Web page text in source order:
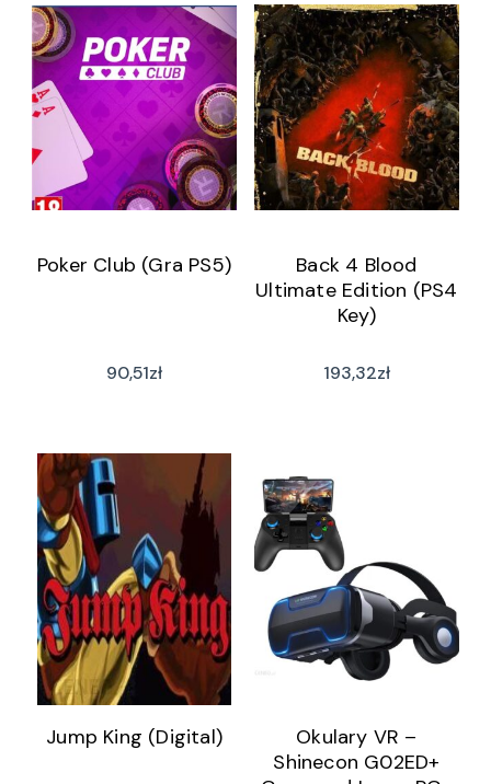
Poker Club (Gra PS5)
90,51zł
Back 4 Blood
Ultimate Edition (PS4
Key)
193,32zł
Jump King (Digital)
Okulary VR –
Shinecon G02ED+